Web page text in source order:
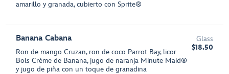
amarillo y granada, cubierto con Sprite®
Banana Cabana
Ron de mango Cruzan, ron de coco Parrot Bay, licor
Bols Crème de Banana, jugo de naranja Minute Maid®
y jugo de piña con un toque de granadina
Glass
$18.50